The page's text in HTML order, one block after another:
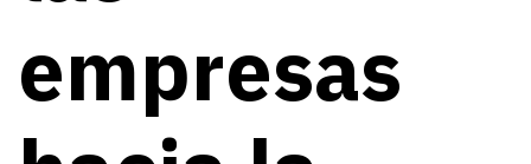
empresas